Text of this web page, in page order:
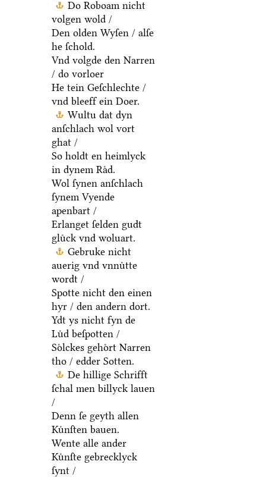
Do Roboam nicht
volgen wold /
Den olden Wyſen / alſe
he ſchold.
Vnd volgde den Narren
/ do vorloer
He tein Geſchlechte /
vnd bleeff ein Doer.
Wultu dat dyn
anſchlach wol vort
ghat /
So holdt en heimlyck
in dynem Raͤd.
Wol ſynen anſchlach
ſynem Vyende
apenbart /
Erlanget ſelden gudt
gluͤck vnd woluart.
Gebruke nicht
auerig vnd vnnuͤtte
wordt /
Spotte nicht den einen
hyr / den andern dort.
Ydt ys nicht fyn de
Luͤd beſpotten /
Soͤlckes gehoͤrt Narren
tho / edder Sotten.
De hillige Schrifft
ſchal men billyck lauen
/
Denn ſe geyth allen
Kuͤnſten bauen.
Wente alle ander
Kuͤnſte gebrecklyck
ſynt /